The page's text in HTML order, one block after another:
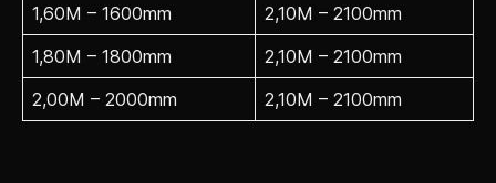
1,60M – 1600mm
2,10M – 2100mm
1,80M – 1800mm
2,10M – 2100mm
2,00M – 2000mm
2,10M – 2100mm